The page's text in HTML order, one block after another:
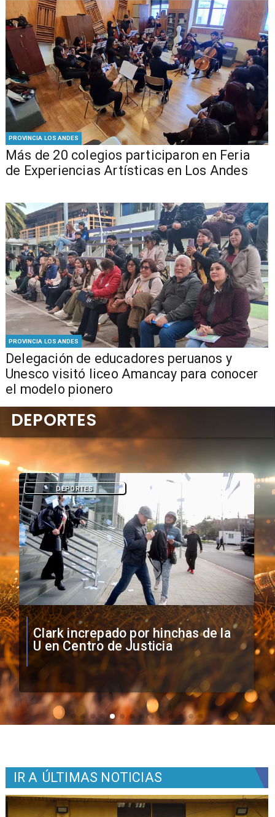
PROVINCIA LOS ANDES
Más de 20 colegios participaron en Feria
de Experiencias Artísticas en Los Andes
PROVINCIA LOS ANDES
Delegación de educadores peruanos y
Unesco visitó liceo Amancay para conocer
el modelo pionero
Vozinha firma contrato con Colo
Colo como nuevo arquero
DEPORTES
DEPORTES
IR A ÚLTIMAS NOTICIAS